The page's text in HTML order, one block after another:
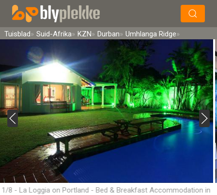
Soek
Tuisblad Suid-Afrika KZN Durban Umhlanga Ridge
1/8 - La Loggia on Portland - Bed & Breakfast Accommodation in